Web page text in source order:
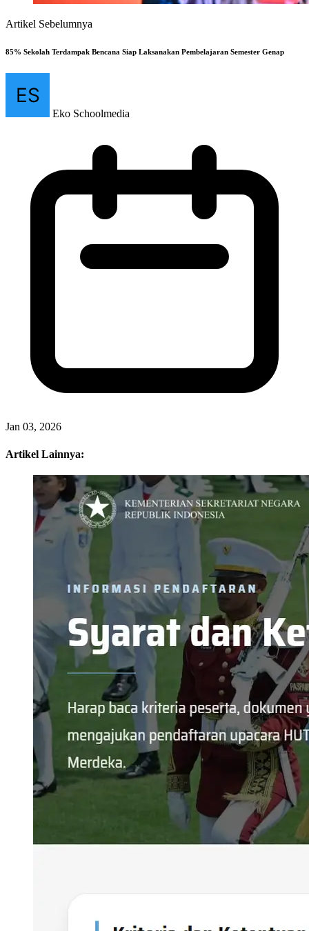
Artikel Sebelumnya
85% Sekolah Terdampak Bencana Siap Laksanakan Pembelajaran Semester Genap
Eko Schoolmedia
Jan 03, 2026
Artikel Lainnya: